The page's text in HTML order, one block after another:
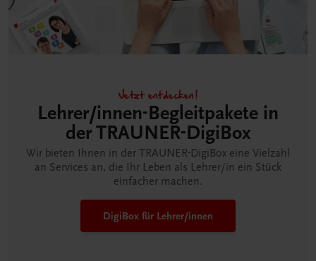
Jetzt entdecken!
Lehrer/innen-Begleitpakete in
der TRAUNER-DigiBox
Wir bieten Ihnen in der TRAUNER-DigiBox eine Vielzahl
an Services an, die Ihr Leben als Lehrer/in ein Stück
einfacher machen.
DigiBox für Lehrer/innen